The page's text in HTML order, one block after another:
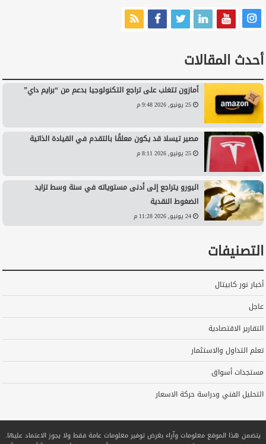
أحدث المقالات
أمازون تتغلب على تراجع التكنولوجيا بدعم من “برايم داي”
25 يونيو, 2026 9:48 م
مصير تيسلا قد يكون معلقًا بالتقدم في القيادة الذاتية
25 يونيو, 2026 8:11 م
اليورو يتراجع إلى أدنى مستوياته في سنة وسط تزايد
الضغوط النقدية
24 يونيو, 2026 11:28 م
التصنيفات
أخبار نور كابيتال
عاجل
التقارير الاقتصادية
تعلم التداول والاستثمار
مستجدات أسواق
التحليل الفني ودراسة حركة الاسعار
يتضمن هذا الموقع معلومات وآراء بغرض توفير معلومات عامة فقط ولا يجوز الاعتماد عليها.